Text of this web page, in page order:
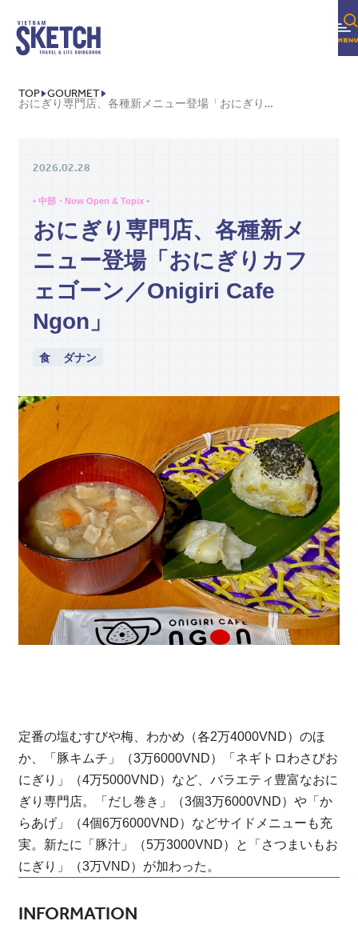
TOP GOURMET
おにぎり専門店、各種新メニュー登場「おにぎりカフェゴーン／ONIGIRI CAFE NGON」
2026.02.28
• 中部・Now Open & Topix •
おにぎり専門店、各種新メ
ニュー登場「おにぎりカフ
ェゴーン／Onigiri Cafe
Ngon」
食 ダナン
定番の塩むすびや梅、わかめ（各2万4000VND）のほ
か、「豚キムチ」（3万6000VND）「ネギトロわさびお
にぎり」（4万5000VND）など、バラエティ豊富なおに
ぎり専門店。「だし巻き」（3個3万6000VND）や「か
らあげ」（4個6万6000VND）などサイドメニューも充
実。新たに「豚汁」（5万3000VND）と「さつまいもお
にぎり」（3万VND）が加わった。
INFORMATION